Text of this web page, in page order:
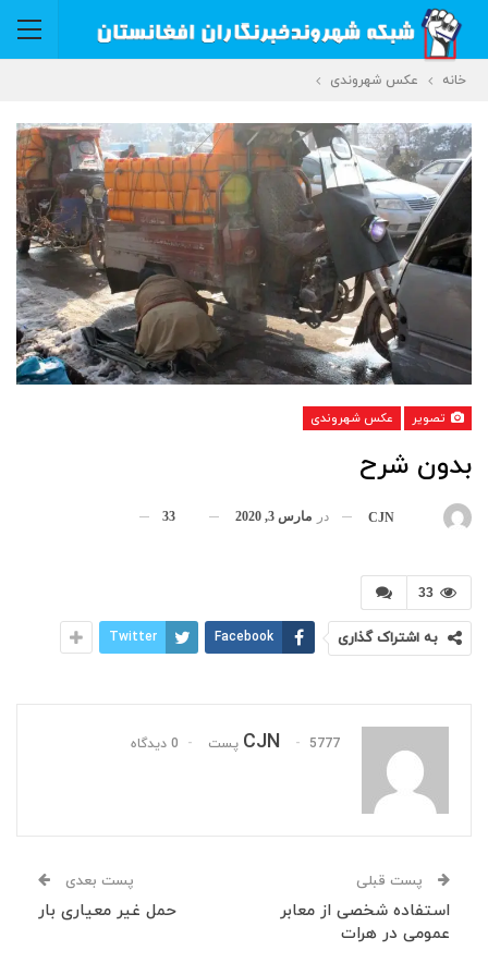
خانه عکس شهروندی
تصویر عکس شهروندی
بدون شرح
CJN در مارس 3, 2020 33
33
به اشتراک گذاری Facebook
Twitter
CJN 5777 پست 0 دیدگاه
پست قبلی
استفاده شخصی از معابر
عمومی در هرات
پست بعدی
حمل غیر معیاری بار